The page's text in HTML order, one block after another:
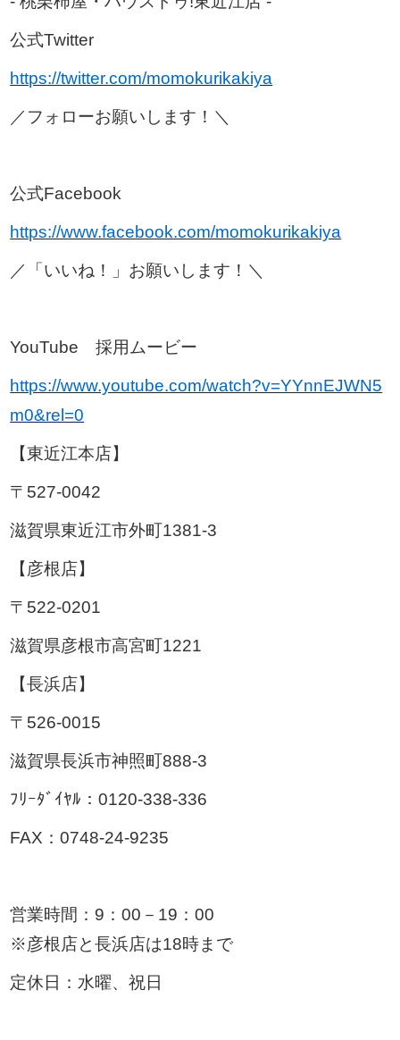
公式Twitter
https://twitter.com/momokurikakiya
／フォローお願いします！＼
公式Facebook
https://www.facebook.com/momokurikakiya
／「いいね！」お願いします！＼
YouTube 採用ムービー
https://www.youtube.com/watch?v=YYnnEJWN5
m0&rel=0
【東近江本店】
〒527-0042
滋賀県東近江市外町1381-3
【彦根店】
〒522-0201
滋賀県彦根市高宮町1221
【長浜店】
〒526-0015
滋賀県長浜市神照町888-3
ﾌﾘｰﾀﾞｲﾔﾙ：0120-338-336
FAX：0748-24-9235
営業時間：9：00－19：00
※彦根店と長浜店は18時まで
定休日：水曜、祝日